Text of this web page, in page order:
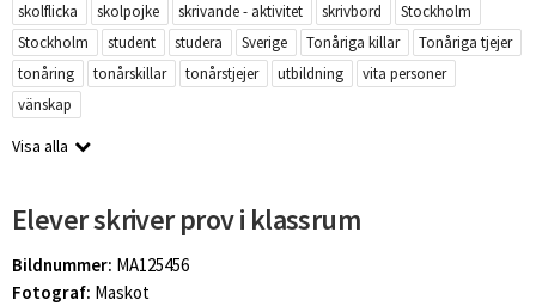
skolflicka
skolpojke skrivande - aktivitet skrivbord
Stockholm
Stockholm
student studera Sverige Tonåriga killar
Tonåriga tjejer
tonåring
tonårskillar tonårstjejer utbildning
vita personer
vänskap
Visa alla
Elever skriver prov i klassrum
Bildnummer: MA125456
Fotograf: Maskot